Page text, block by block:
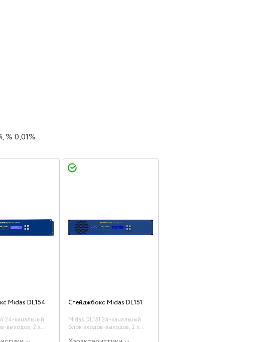
% 0,01%
Midas DL154
24-канальный
выходов, 2 x
Стейджбокс Midas DL151
Midas DL151 24-канальный
блок входов-выходов, 2 x